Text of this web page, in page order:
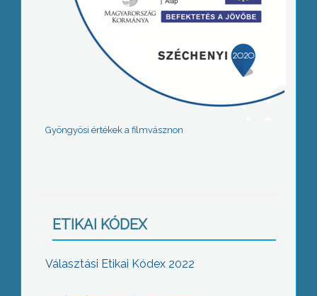
Gyöngyösi értékek a filmvásznon
ETIKAI KÓDEX
Választási Etikai Kódex 2022